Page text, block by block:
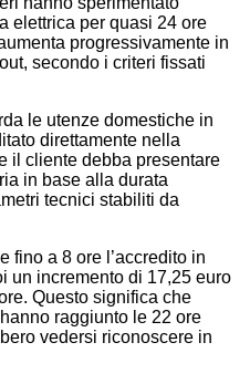
elettrica per quasi 24 ore
progressivamente in
secondo i criteri fissati
le utenze domestiche in
direttamente nella
il cliente debba presentare
in base alla durata
tecnici stabiliti da
fino a 8 ore l’accredito in
un incremento di 17,25 euro
Questo significa che
raggiunto le 22 ore
vedersi riconoscere in